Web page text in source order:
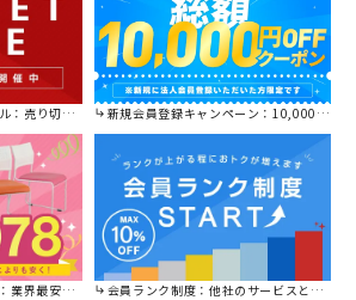
免の特別価格！ 新規会員登録キャンペーン：10,000円OFFクーポン進呈中！
値に挑戦！ 会員ランク制度：他社のサービスと比較してください。